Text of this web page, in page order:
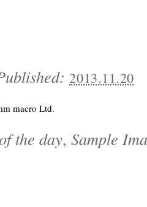
2013.11.20
macro Ltd.
the day, Sample